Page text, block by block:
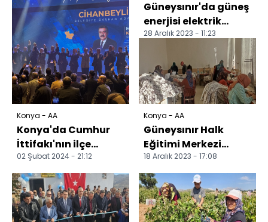
öldürüldüğü belirl...
Konya - AA
Konya'da Cumhur
İttifakı'nın ilçe
belediye başkan
adayları tanıtıldı
02 Şubat 2024 - 21:12
Güneysınır'da güneş
enerjisi elektrik
enerjisine dönüşüyor
28 Aralık 2023 - 11:23
Konya - AA
Güneysınır Halk
Eğitimi Merkezi
Gazze için üretiyor
18 Aralık 2023 - 17:08